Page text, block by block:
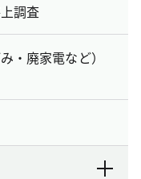
調査
・廃家電など）